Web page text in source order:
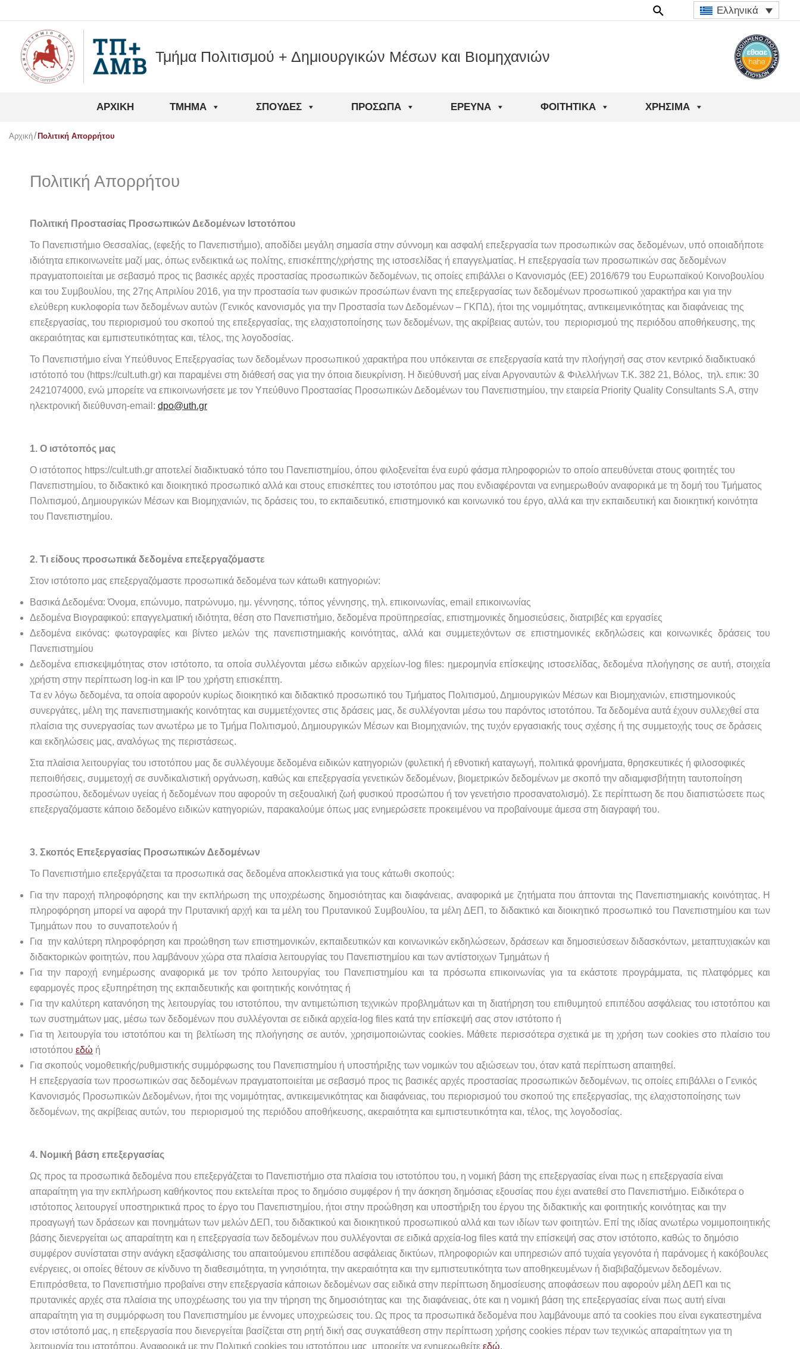
περιεχόμενο
Ελληνικά
Τμήμα Πολιτισμού + Δημιουργικών Μέσων και Βιομηχανιών
ΑΡΧΙΚΉ ΤΜΉΜΑ ΣΠΟΥΔΈΣ ΠΡΌΣΩΠΑ ΈΡΕΥΝΑ ΦΟΙΤΗΤΙΚΆ ΧΡΉΣΙΜΑ
Αρχική Πολιτική Απορρήτου
Πολιτική Απορρήτου
Πολιτική Προστασίας Προσωπικών Δεδομένων Ιστοτόπου
Το Πανεπιστήμιο Θεσσαλίας, (εφεξής το Πανεπιστήμιο), αποδίδει μεγάλη σημασία στην σύννομη και ασφαλή επεξεργασία των προσωπικών σας δεδομένων, υπό οποιαδήποτε
ιδιότητα επικοινωνείτε μαζί μας, όπως ενδεικτικά ως πολίτης, επισκέπτης/χρήστης της ιστοσελίδας ή επαγγελματίας. Η επεξεργασία των προσωπικών σας δεδομένων
πραγματοποιείται με σεβασμό προς τις βασικές αρχές προστασίας προσωπικών δεδομένων, τις οποίες επιβάλλει ο Κανονισμός (ΕΕ) 2016/679 του Ευρωπαϊκού Κοινοβουλίου
και του Συμβουλίου, της 27ης Απριλίου 2016, για την προστασία των φυσικών προσώπων έναντι της επεξεργασίας των δεδομένων προσωπικού χαρακτήρα και για την
ελεύθερη κυκλοφορία των δεδομένων αυτών (Γενικός κανονισμός για την Προστασία των Δεδομένων – ΓΚΠΔ), ήτοι της νομιμότητας, αντικειμενικότητας και διαφάνειας της
επεξεργασίας, του περιορισμού του σκοπού της επεξεργασίας, της ελαχιστοποίησης των δεδομένων, της ακρίβειας αυτών, του περιορισμού της περιόδου αποθήκευσης, της
ακεραιότητας και εμπιστευτικότητας και, τέλος, της λογοδοσίας.
Το Πανεπιστήμιο είναι Υπεύθυνος Επεξεργασίας των δεδομένων προσωπικού χαρακτήρα που υπόκεινται σε επεξεργασία κατά την πλοήγησή σας στον κεντρικό διαδικτυακό
ιστότοπό του (https://cult.uth.gr) και παραμένει στη διάθεσή σας για την όποια διευκρίνιση. Η διεύθυνσή μας είναι Αργοναυτών & Φιλελλήνων Τ.Κ. 382 21, Βόλος, τηλ. επικ: 30
2421074000, ενώ μπορείτε να επικοινωνήσετε με τον Υπεύθυνο Προστασίας Προσωπικών Δεδομένων του Πανεπιστημίου, την εταιρεία Priority Quality Consultants S.A, στην
ηλεκτρονική διεύθυνση-email: dpo@uth.gr
1. Ο ιστότοπός μας
Ο ιστότοπος https://cult.uth.gr αποτελεί διαδικτυακό τόπο του Πανεπιστημίου, όπου φιλοξενείται ένα ευρύ φάσμα πληροφοριών το οποίο απευθύνεται στους φοιτητές του
Πανεπιστημίου, το διδακτικό και διοικητικό προσωπικό αλλά και στους επισκέπτες του ιστοτόπου μας που ενδιαφέρονται να ενημερωθούν αναφορικά με τη δομή του Τμήματος
Πολιτισμού, Δημιουργικών Μέσων και Βιομηχανιών, τις δράσεις του, το εκπαιδευτικό, επιστημονικό και κοινωνικό του έργο, αλλά και την εκπαιδευτική και διοικητική κοινότητα
του Πανεπιστημίου.
2. Τι είδους προσωπικά δεδομένα επεξεργαζόμαστε
Στον ιστότοπο μας επεξεργαζόμαστε προσωπικά δεδομένα των κάτωθι κατηγοριών:
Βασικά Δεδομένα: Όνομα, επώνυμο, πατρώνυμο, ημ. γέννησης, τόπος γέννησης, τηλ. επικοινωνίας, email επικοινωνίας
Δεδομένα Βιογραφικού: επαγγελματική ιδιότητα, θέση στο Πανεπιστήμιο, δεδομένα προϋπηρεσίας, επιστημονικές δημοσιεύσεις, διατριβές και εργασίες
Δεδομένα εικόνας: φωτογραφίες και βίντεο μελών της πανεπιστημιακής κοινότητας, αλλά και συμμετεχόντων σε επιστημονικές εκδηλώσεις και κοινωνικές δράσεις του
Πανεπιστημίου
Δεδομένα επισκεψιμότητας στον ιστότοπο, τα οποία συλλέγονται μέσω ειδικών αρχείων-log files: ημερομηνία επίσκεψης ιστοσελίδας, δεδομένα πλοήγησης σε αυτή, στοιχεία
χρήστη στην περίπτωση log-in και IP του χρήστη επισκέπτη.
Tα εν λόγω δεδομένα, τα οποία αφορούν κυρίως διοικητικό και διδακτικό προσωπικό του Τμήματος Πολιτισμού, Δημιουργικών Μέσων και Βιομηχανιών, επιστημονικούς
συνεργάτες, μέλη της πανεπιστημιακής κοινότητας και συμμετέχοντες στις δράσεις μας, δε συλλέγονται μέσω του παρόντος ιστοτόπου. Τα δεδομένα αυτά έχουν συλλεχθεί στα
πλαίσια της συνεργασίας των ανωτέρω με το Τμήμα Πολιτισμού, Δημιουργικών Μέσων και Βιομηχανιών, της τυχόν εργασιακής τους σχέσης ή της συμμετοχής τους σε δράσεις
και εκδηλώσεις μας, αναλόγως της περιστάσεως.
Στα πλαίσια λειτουργίας του ιστοτόπου μας δε συλλέγουμε δεδομένα ειδικών κατηγοριών (φυλετική ή εθνοτική καταγωγή, πολιτικά φρονήματα, θρησκευτικές ή φιλοσοφικές
πεποιθήσεις, συμμετοχή σε συνδικαλιστική οργάνωση, καθώς και επεξεργασία γενετικών δεδομένων, βιομετρικών δεδομένων με σκοπό την αδιαμφισβήτητη ταυτοποίηση
προσώπου, δεδομένων υγείας ή δεδομένων που αφορούν τη σεξουαλική ζωή φυσικού προσώπου ή τον γενετήσιο προσανατολισμό). Σε περίπτωση δε που διαπιστώσετε πως
επεξεργαζόμαστε κάποιο δεδομένο ειδικών κατηγοριών, παρακαλούμε όπως μας ενημερώσετε προκειμένου να προβαίνουμε άμεσα στη διαγραφή του.
3. Σκοπός Επεξεργασίας Προσωπικών Δεδομένων
Το Πανεπιστήμιο επεξεργάζεται τα προσωπικά σας δεδομένα αποκλειστικά για τους κάτωθι σκοπούς:
Για την παροχή πληροφόρησης και την εκπλήρωση της υποχρέωσης δημοσιότητας και διαφάνειας, αναφορικά με ζητήματα που άπτονται της Πανεπιστημιακής κοινότητας. Η
πληροφόρηση μπορεί να αφορά την Πρυτανική αρχή και τα μέλη του Πρυτανικού Συμβουλίου, τα μέλη ΔΕΠ, το διδακτικό και διοικητικό προσωπικό του Πανεπιστημίου και των
Τμημάτων που το συναποτελούν ή
Για την καλύτερη πληροφόρηση και προώθηση των επιστημονικών, εκπαιδευτικών και κοινωνικών εκδηλώσεων, δράσεων και δημοσιεύσεων διδασκόντων, μεταπτυχιακών και
διδακτορικών φοιτητών, που λαμβάνουν χώρα στα πλαίσια λειτουργίας του Πανεπιστημίου και των αντίστοιχων Τμημάτων ή
Για την παροχή ενημέρωσης αναφορικά με τον τρόπο λειτουργίας του Πανεπιστημίου και τα πρόσωπα επικοινωνίας για τα εκάστοτε προγράμματα, τις πλατφόρμες και
εφαρμογές προς εξυπηρέτηση της εκπαιδευτικής και φοιτητικής κοινότητας ή
Για την καλύτερη κατανόηση της λειτουργίας του ιστοτόπου, την αντιμετώπιση τεχνικών προβλημάτων και τη διατήρηση του επιθυμητού επιπέδου ασφάλειας του ιστοτόπου και
των συστημάτων μας, μέσω των δεδομένων που συλλέγονται σε ειδικά αρχεία-log files κατά την επίσκεψή σας στον ιστότοπο ή
Για τη λειτουργία του ιστοτόπου και τη βελτίωση της πλοήγησης σε αυτόν, χρησιμοποιώντας cookies. Μάθετε περισσότερα σχετικά με τη χρήση των cookies στο πλαίσιο του
ιστοτόπου εδώ ή
Για σκοπούς νομοθετικής/ρυθμιστικής συμμόρφωσης του Πανεπιστημίου ή υποστήριξης των νομικών του αξιώσεων του, όταν κατά περίπτωση απαιτηθεί.
Η επεξεργασία των προσωπικών σας δεδομένων πραγματοποιείται με σεβασμό προς τις βασικές αρχές προστασίας προσωπικών δεδομένων, τις οποίες επιβάλλει ο Γενικός
Κανονισμός Προσωπικών Δεδομένων, ήτοι της νομιμότητας, αντικειμενικότητας και διαφάνειας, του περιορισμού του σκοπού της επεξεργασίας, της ελαχιστοποίησης των
δεδομένων, της ακρίβειας αυτών, του περιορισμού της περιόδου αποθήκευσης, ακεραιότητα και εμπιστευτικότητα και, τέλος, της λογοδοσίας.
4. Νομική βάση επεξεργασίας
Ως προς τα προσωπικά δεδομένα που επεξεργάζεται το Πανεπιστήμιο στα πλαίσια του ιστοτόπου του, η νομική βάση της επεξεργασίας είναι πως η επεξεργασία είναι
απαραίτητη για την εκπλήρωση καθήκοντος που εκτελείται προς το δημόσιο συμφέρον ή την άσκηση δημόσιας εξουσίας που έχει ανατεθεί στο Πανεπιστήμιο. Ειδικότερα ο
ιστότοπος λειτουργεί υποστηρικτικά προς το έργο του Πανεπιστημίου, ήτοι στην προώθηση και υποστήριξη του έργου της διδακτικής και φοιτητικής κοινότητας και την
προαγωγή των δράσεων και πονημάτων των μελών ΔΕΠ, του διδακτικού και διοικητικού προσωπικού αλλά και των ιδίων των φοιτητών. Επί της ιδίας ανωτέρω νομιμοποιητικής
βάσης διενεργείται ως απαραίτητη και η επεξεργασία των δεδομένων που συλλέγονται σε ειδικά αρχεία-log files κατά την επίσκεψή σας στον ιστότοπο, καθώς το δημόσιο
συμφέρον συνίσταται στην ανάγκη εξασφάλισης του απαιτούμενου επιπέδου ασφάλειας δικτύων, πληροφοριών και υπηρεσιών από τυχαία γεγονότα ή παράνομες ή κακόβουλες
ενέργειες, οι οποίες θέτουν σε κίνδυνο τη διαθεσιμότητα, τη γνησιότητα, την ακεραιότητα και την εμπιστευτικότητα των αποθηκευμένων ή διαβιβαζόμενων δεδομένων.
Επιπρόσθετα, το Πανεπιστήμιο προβαίνει στην επεξεργασία κάποιων δεδομένων σας ειδικά στην περίπτωση δημοσίευσης αποφάσεων που αφορούν μέλη ΔΕΠ και τις
πρυτανικές αρχές στα πλαίσια της υποχρέωσης του για την τήρηση της δημοσιότητας και της διαφάνειας, ότε και η νομική βάση της επεξεργασίας είναι πως αυτή είναι
απαραίτητη για τη συμμόρφωση του Πανεπιστημίου με έννομες υποχρεώσεις του. Ως προς τα προσωπικά δεδομένα που λαμβάνουμε από τα cookies που είναι εγκατεστημένα
στον ιστότοπό μας, η επεξεργασία που διενεργείται βασίζεται στη ρητή δική σας συγκατάθεση στην περίπτωση χρήσης cookies πέραν των τεχνικώς απαραίτητων για τη
λειτουργία του ιστοτόπου. Αναφορικά με την Πολιτική cookies του ιστοτόπου μας μπορείτε να ενημερωθείτε εδώ.